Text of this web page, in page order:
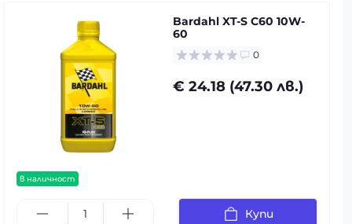
в наличност
Bardahl XT-S C60 10W-
60
0
€ 24.18 (47.30 лв.)
Купи